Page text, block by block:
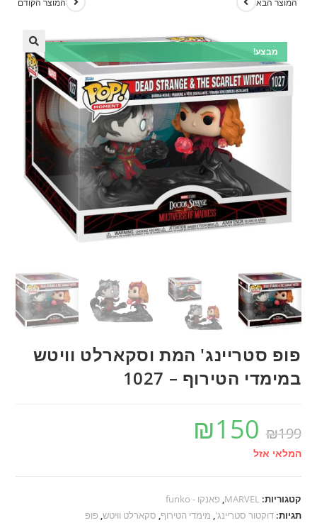
מבצע!
פופ סטריינג' המת וסקארלט וויטש
במימדי הטירוף – 1027
₪199
₪150
המלאי אזל
קטגוריות:MARVEL
, פאנקו - funko
תגיות:דוקטור סטריינג', מימדי הטירוף, סקארלט וויטש, פופ